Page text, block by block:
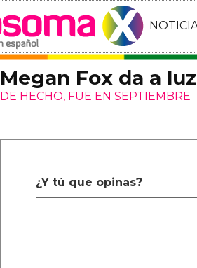
Megan Fox da a
DE HECHO, FUE EN SEPTIEMBRE
¿Y tú que opinas?